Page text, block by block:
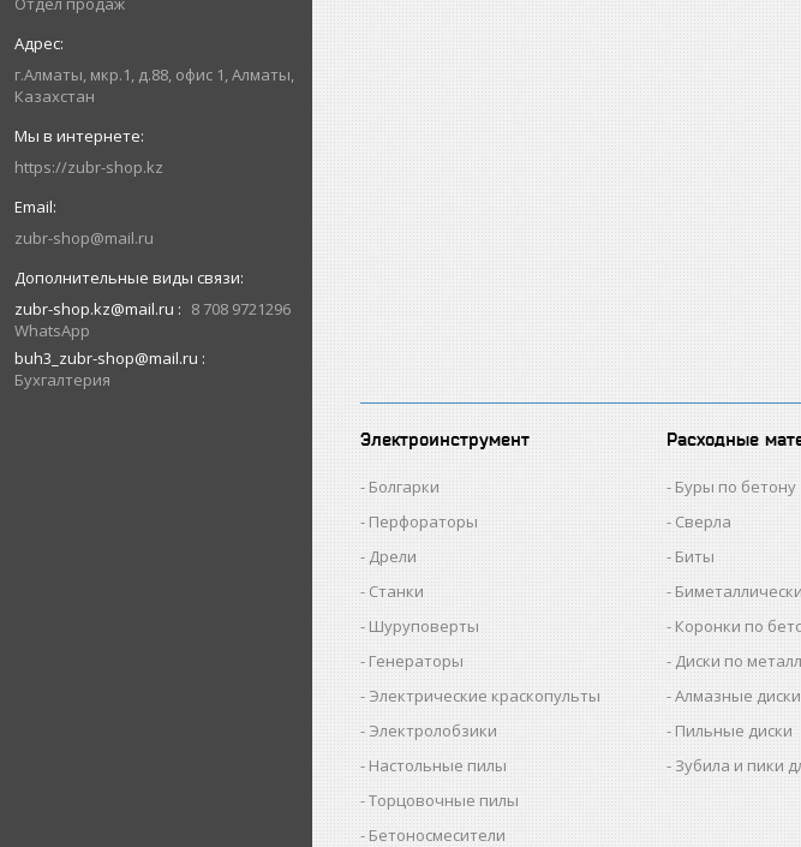
г.Алматы, мкр.1, д.88, офис 1, Алматы,
Казахстан
https://zubr-shop.kz
zubr-shop@mail.ru
zubr-shop.kz@mail.ru
8 708 9721296
WhatsApp
buh3_zubr-shop@mail.ru
Бухгалтерия
Электроинструмент
Болгарки
Перфораторы
Дрели
Станки
Шуруповерты
Генераторы
Электрические краскопульты
Электролобзики
Настольные пилы
Торцовочные пилы
Бетоносмесители
Расходные
Буры по бетону
Сверла
Биты
Коронки по
Диски по
Алмазные диски
Пильные диски
Зубила и пики